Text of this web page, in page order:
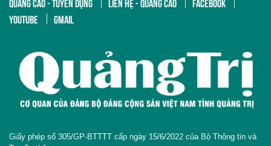
YOUTUBE
GMAIL
Giấy phép số 305/GP-BTTTT cấp ngày 15/6/2022 của Bộ Thông tin và